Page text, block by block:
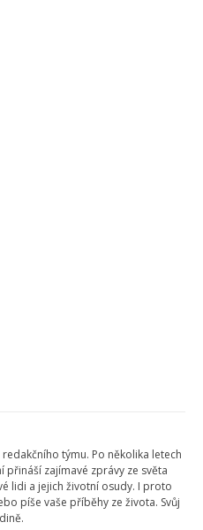
týmu. Po několika letech
zajímavé zprávy ze světa
lidi a jejich životní osudy. I proto
píše vaše příběhy ze života. Svůj